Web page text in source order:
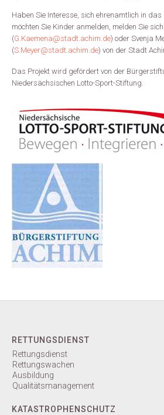
Haben Sie Interesse, sich ehrenamtlich in
möchten Sie Kinder anmelden, melden Sie
(G.Kaemena@stadt.achim.de) oder Svenja
(S.Meyer@stadt.achim.de) von der Stadt
Das Projekt wird gefördert von der
Niedersächsischen Lotto-Sport-Stiftung.
RETTUNGSDIENST
Rettungsdienst
Rettungswachen
Ausbildung
Qualitätsmanagement
KATASTROPHENSCHUTZ